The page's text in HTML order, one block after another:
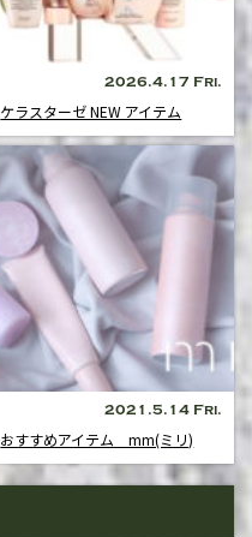
2026.4.17 Fri.
ケラスターゼ NEW アイテム
2021.5.14 Fri.
おすすめアイテム mm(ミリ)